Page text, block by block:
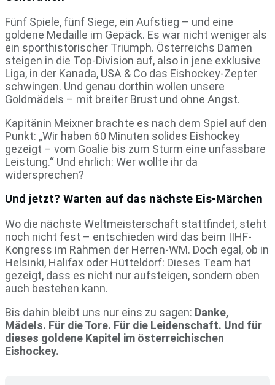
Fünf Spiele, fünf Siege, ein Aufstieg – und eine
goldene Medaille im Gepäck. Es war nicht weniger als
ein sporthistorischer Triumph. Österreichs Damen
steigen in die Top-Division auf, also in jene exklusive
Liga, in der Kanada, USA & Co das Eishockey-Zepter
schwingen. Und genau dorthin wollen unsere
Goldmädels – mit breiter Brust und ohne Angst.
Kapitänin Meixner brachte es nach dem Spiel auf den
Punkt: „Wir haben 60 Minuten solides Eishockey
gezeigt – vom Goalie bis zum Sturm eine unfassbare
Leistung.“ Und ehrlich: Wer wollte ihr da
widersprechen?
Und jetzt? Warten auf das nächste Eis-Märchen
Wo die nächste Weltmeisterschaft stattfindet, steht
noch nicht fest – entschieden wird das beim IIHF-
Kongress im Rahmen der Herren-WM. Doch egal, ob in
Helsinki, Halifax oder Hütteldorf: Dieses Team hat
gezeigt, dass es nicht nur aufsteigen, sondern oben
auch bestehen kann.
Bis dahin bleibt uns nur eins zu sagen: Danke,
Mädels. Für die Tore. Für die Leidenschaft. Und für
dieses goldene Kapitel im österreichischen
Eishockey.